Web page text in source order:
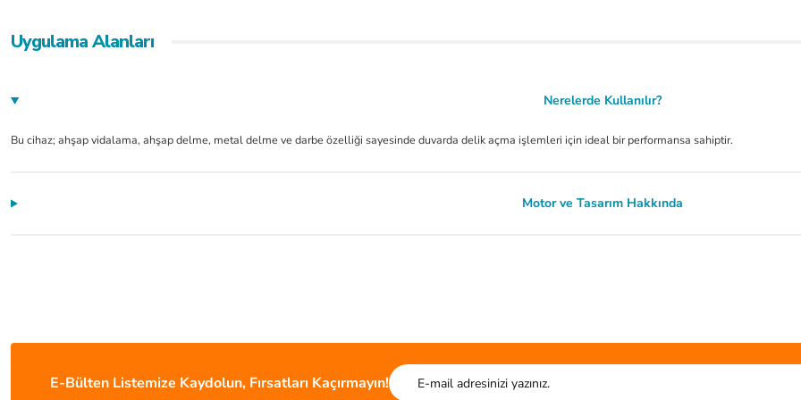
Uygulama Alanları
Nerelerde Kullanılır?
Bu cihaz; ahşap vidalama, ahşap delme, metal delme ve darbe özelliği sayesinde duvarda delik açma işlemleri için ideal bir performansa sahiptir.
Motor ve Tasarım Hakkında
Soru Sor
ÜCRETSİZ KARGO HIZLI GÖNDERİ
E-Bülten Listemize Kaydolun, Fırsatları Kaçırmayın!